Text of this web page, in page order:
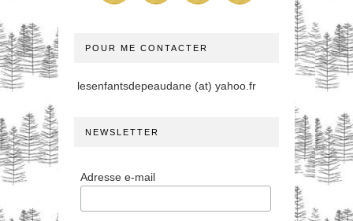
POUR ME CONTACTER
lesenfantsdepeaudane (at) yahoo.fr
NEWSLETTER
Adresse e-mail